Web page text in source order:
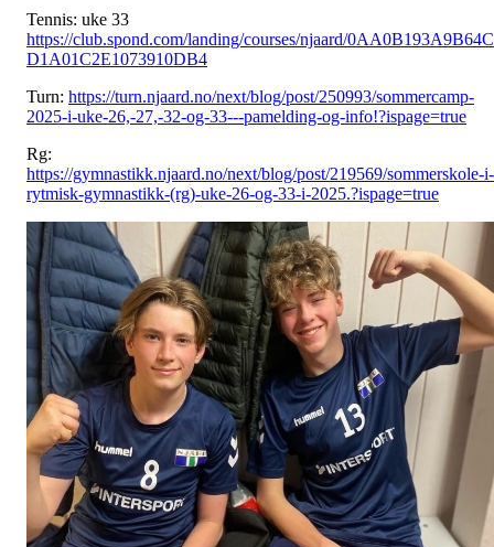
Tennis: uke 33
https://club.spond.com/landing/courses/njaard/0AA0B193A9B64C
D1A01C2E1073910DB4
Turn: https://turn.njaard.no/next/blog/post/250993/sommercamp-
2025-i-uke-26,-27,-32-og-33---pamelding-og-info!?ispage=true
Rg:
https://gymnastikk.njaard.no/next/blog/post/219569/sommerskole-i-
rytmisk-gymnastikk-(rg)-uke-26-og-33-i-2025.?ispage=true